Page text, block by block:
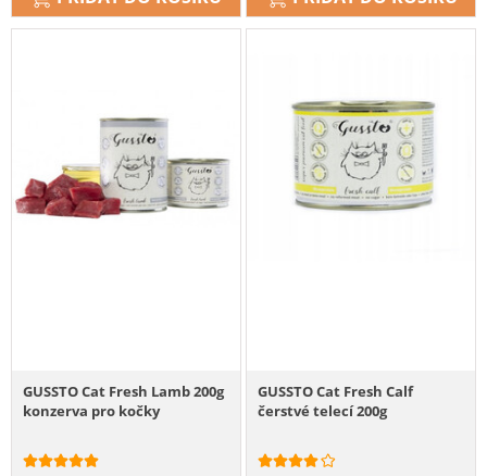
GUSSTO Cat Fresh Lamb 200g
konzerva pro kočky
GUSSTO Cat Fresh Calf
čerstvé telecí 200g